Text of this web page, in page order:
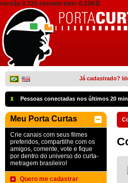
versão 0.720 session size: 0,15KB
Já cadastrado?
Pessoas conectadas nos últimos 20
Meu Porta Curtas
Crie canais com seus filmes
preferidos, compartilhe com os
amigos, comente, vote e fique
por dentro do universo do curta-
metragem brasileiro!
Quero me cadastrar